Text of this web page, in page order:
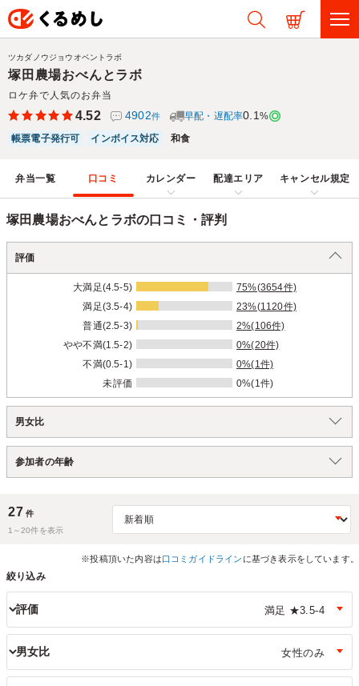
塚田農場おべんとラボ
ロケ弁で人気のお弁当
ツカダノウジョウオベントラボ
4.52 4902件 早配・遅配率0.1 %
帳票電子発行可
インボイス対応 和食
弁当一覧 口コミ カレンダー 配達エリア キャンセル規定
塚田農場おべんとラボの口コミ・評判
評価
大満足(4.5-5)
75%(3654件)
満足(3.5-4)
23%(1120件)
普通(2.5-3)
2%(106件)
やや不満(1.5-2)
0%(20件)
不満(0.5-1)
0%(1件)
未評価
0%(1件)
男女比
参加者の年齢
27 件
1～20件を表示
※投稿頂いた内容は口コミガイドライン に基づき表示をしています。
絞り込み
評価
男女比